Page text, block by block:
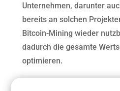
Unternehmen, darunter
bereits an solchen
Bitcoin-Mining wieder
dadurch die gesamte
optimieren.